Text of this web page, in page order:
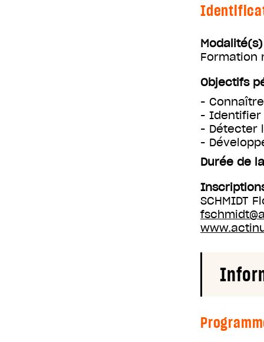
Formation
Objectifs
-
- Identifier
- Détecter
-
Durée de
SCHMIDT